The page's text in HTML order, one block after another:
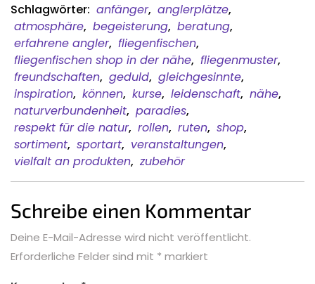
Schlagwörter: anfänger, anglerplätze,
atmosphäre, begeisterung, beratung,
erfahrene angler, fliegenfischen,
fliegenfischen shop in der nähe, fliegenmuster,
freundschaften, geduld, gleichgesinnte,
inspiration, können, kurse, leidenschaft, nähe,
naturverbundenheit, paradies,
respekt für die natur, rollen, ruten, shop,
sortiment, sportart, veranstaltungen,
vielfalt an produkten, zubehör
Schreibe einen Kommentar
Deine E-Mail-Adresse wird nicht veröffentlicht.
Erforderliche Felder sind mit * markiert